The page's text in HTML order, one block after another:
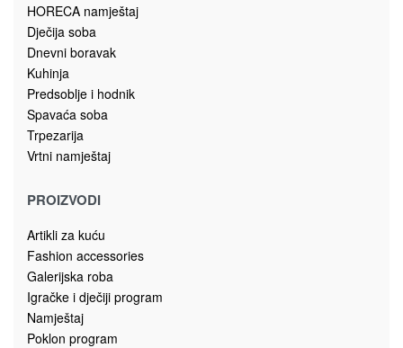
HORECA namještaj
Dječija soba
Dnevni boravak
Kuhinja
Predsoblje i hodnik
Spavaća soba
Trpezarija
Vrtni namještaj
PROIZVODI
Artikli za kuću
Fashion accessories
Galerijska roba
Igračke i dječiji program
Namještaj
Poklon program